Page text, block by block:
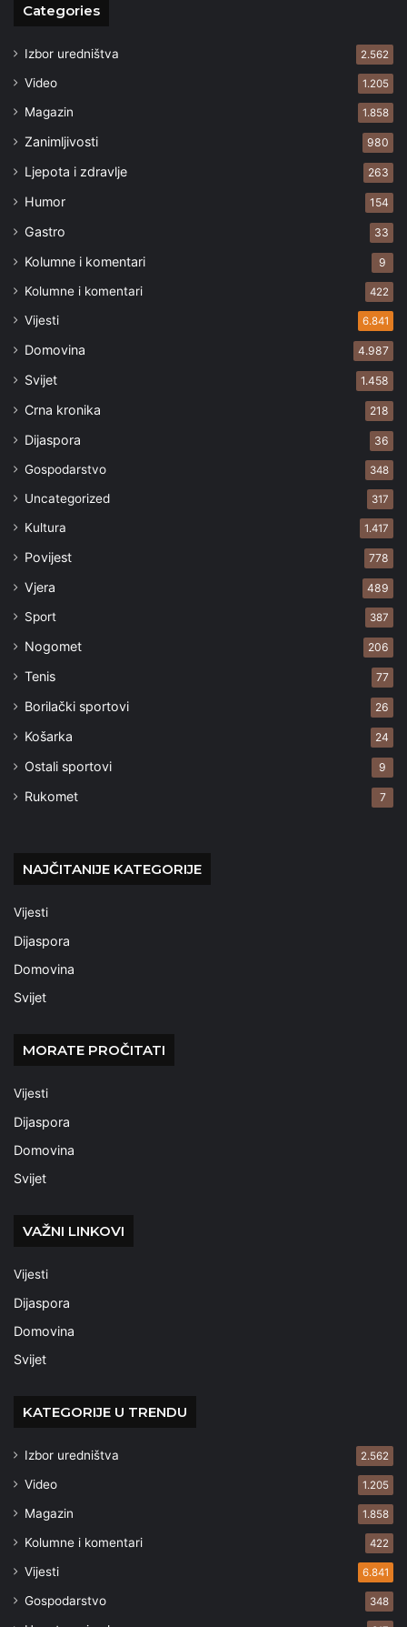
Categories
Izbor uredništva 2.562
Video 1.205
Magazin 1.858
Zanimljivosti 980
Ljepota i zdravlje 263
Humor 154
Gastro 33
Kolumne i komentari 9
Kolumne i komentari 422
Vijesti 6.841
Domovina 4.987
Svijet 1.458
Crna kronika 218
Dijaspora 36
Gospodarstvo 348
Uncategorized 317
Kultura 1.417
Povijest 778
Vjera 489
Sport 387
Nogomet 206
Tenis 77
Borilački sportovi 26
Košarka 24
Ostali sportovi 9
Rukomet 7
NAJČITANIJE KATEGORIJE
Vijesti
Dijaspora
Domovina
Svijet
MORATE PROČITATI
Vijesti
Dijaspora
Domovina
Svijet
VAŽNI LINKOVI
Vijesti
Dijaspora
Domovina
Svijet
KATEGORIJE U TRENDU
Izbor uredništva 2.562
Video 1.205
Magazin 1.858
Kolumne i komentari 422
Vijesti 6.841
Gospodarstvo 348